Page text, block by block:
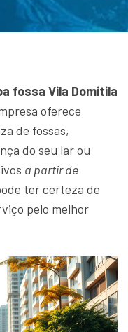
fossa Vila Domitila
oferece
de fossas,
do seu lar ou
a partir de
ter certeza de
pelo melhor